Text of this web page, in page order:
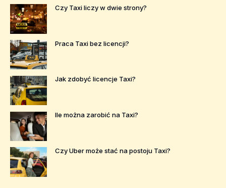
Czy Taxi liczy w dwie strony?
Praca Taxi bez licencji?
Jak zdobyć licencje Taxi?
Ile można zarobić na Taxi?
Czy Uber może stać na postoju Taxi?